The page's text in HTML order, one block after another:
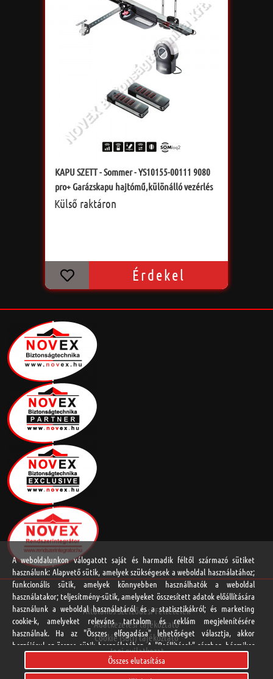
KAPU SZETT - Sommer - YS10155-00111 9080
pro+ Garázskapu hajtómű,különálló vezérlés
Külső raktáron
Érdekel
Általános Szerződési Feltételek
Adatkezelési tájékoztató
Cookie (süti) tájékoztató
Jogi nyilatkozat
Online vitarendezési platform
A weboldalunkon válogatott saját és harmadik féltől származó sütiket
használunk: Alapvető sütik, amelyek szükségesek a weboldal használatához;
funkcionális sütik, amelyek könnyebben használhatók a weboldal
használatakor; teljesítmény-sütik, amelyeket összesített adatok előállítására
használunk a weboldal használatáról és a statisztikákról; és marketing
cookie-k, amelyeket releváns tartalom és reklám megjelenítésére
használnak. Ha az "Összes elfogadása" lehetőséget választja, akkor
hozzájárul az összes sütik használatához. A "Beállítások" részben bármikor
elfogadhat és elutasíthat egyedi sütitípusokat, és visszavonhatja a jövőre
vonatkozó beleegyezését.
Összes elutasítása